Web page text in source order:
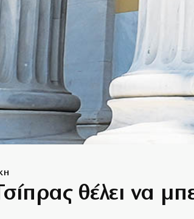
θέλει να